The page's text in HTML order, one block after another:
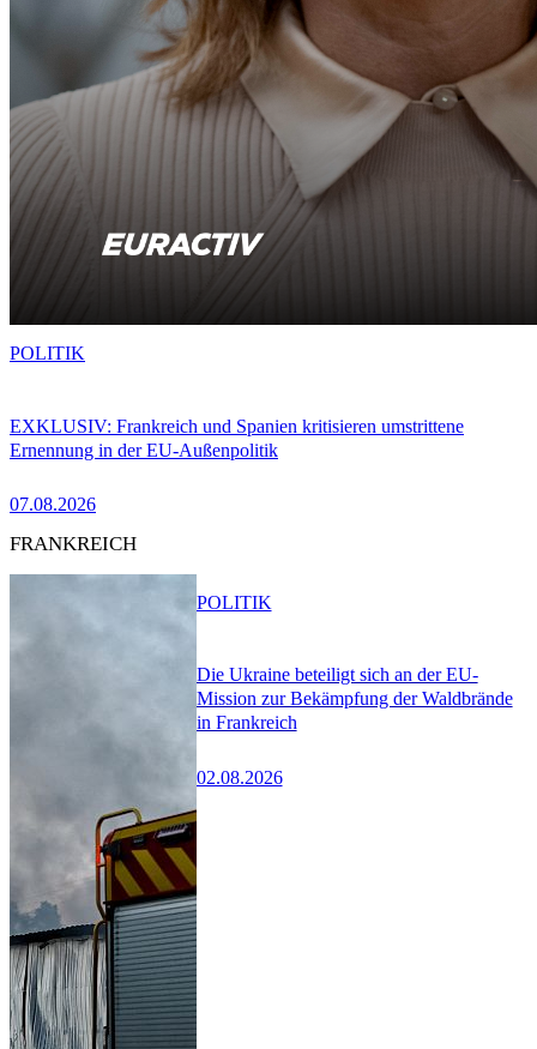
EXKLUSIV: Frankreich und Spanien kritisieren umstrittene
Ernennung in der EU-Außenpolitik
07.08.2026
POLITIK
FRANKREICH
Die Ukraine beteiligt sich an der EU-
Mission zur Bekämpfung der Waldbrände
in Frankreich
02.08.2026
POLITIK